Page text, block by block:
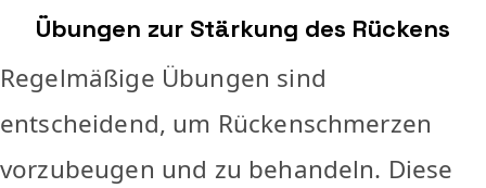
Übungen zur Stärkung des Rückens
Regelmäßige Übungen sind
entscheidend, um Rückenschmerzen
vorzubeugen und zu behandeln. Diese